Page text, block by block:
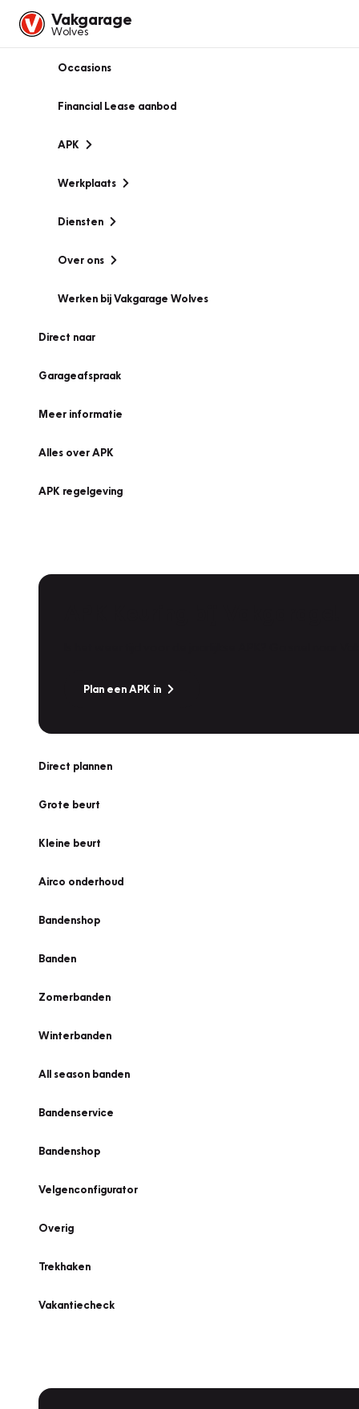
Vakgarage
Wolves
Occasions
Financial Lease aanbod
APK
Werkplaats
Diensten
Over ons
Werken bij Vakgarage Wolves
Direct naar
Garageafspraak
Meer informatie
Alles over APK
APK regelgeving
Plan een APK in
Direct plannen
Grote beurt
Kleine beurt
Airco onderhoud
Bandenshop
Banden
Zomerbanden
Winterbanden
All season banden
Bandenservice
Bandenshop
Velgenconfigurator
Overig
Trekhaken
Vakantiecheck